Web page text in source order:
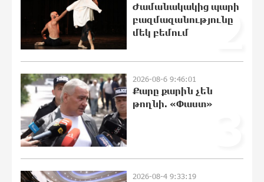
Քրեական վարույթի շրջանակում
անձի անձնական և ընտանեկան
անթույլատրելի է. ՄԻՊ
21:10:46 8-08-2026
Զելենսկին ու Վուչիչը քննարկել են
համագործակցությունն ընդլայնելու
հնարավորությունները
20:51:38 8-08-2026
2
Ժամանակակից պարի
բազմազանությունը
մեկ բեմում
2026-08-6 9:46:01
Քարը քարին չեն
թողնի. «Փաստ»
2026-08-4 9:33:19